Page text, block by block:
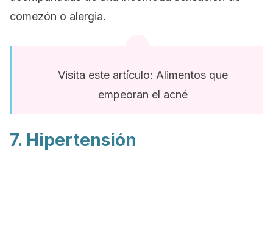
comezón o alergia.
Visita este artículo: Alimentos que
empeoran el acné
7. Hipertensión